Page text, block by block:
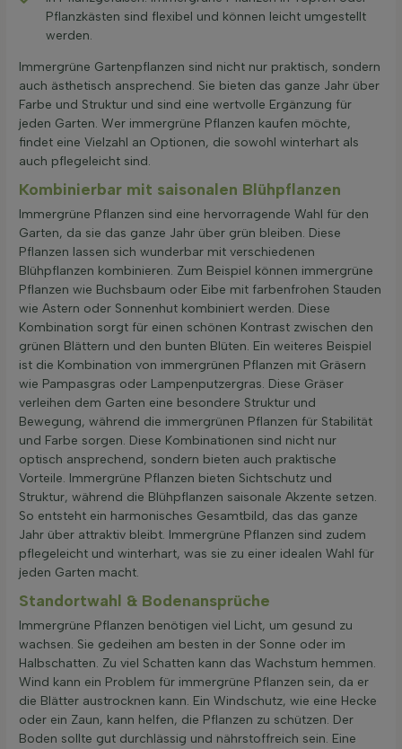
Pflanzkästen sind flexibel und können leicht umgestellt
werden.
Immergrüne Gartenpflanzen sind nicht nur praktisch, sondern
auch ästhetisch ansprechend. Sie bieten das ganze Jahr über
Farbe und Struktur und sind eine wertvolle Ergänzung für
jeden Garten. Wer immergrüne Pflanzen kaufen möchte,
findet eine Vielzahl an Optionen, die sowohl winterhart als
auch pflegeleicht sind.
Kombinierbar mit saisonalen Blühpflanzen
Immergrüne Pflanzen sind eine hervorragende Wahl für den
Garten, da sie das ganze Jahr über grün bleiben. Diese
Pflanzen lassen sich wunderbar mit verschiedenen
Blühpflanzen kombinieren. Zum Beispiel können immergrüne
Pflanzen wie Buchsbaum oder Eibe mit farbenfrohen Stauden
wie Astern oder Sonnenhut kombiniert werden. Diese
Kombination sorgt für einen schönen Kontrast zwischen den
grünen Blättern und den bunten Blüten. Ein weiteres Beispiel
ist die Kombination von immergrünen Pflanzen mit Gräsern
wie Pampasgras oder Lampenputzergras. Diese Gräser
verleihen dem Garten eine besondere Struktur und
Bewegung, während die immergrünen Pflanzen für Stabilität
und Farbe sorgen. Diese Kombinationen sind nicht nur
optisch ansprechend, sondern bieten auch praktische
Vorteile. Immergrüne Pflanzen bieten Sichtschutz und
Struktur, während die Blühpflanzen saisonale Akzente setzen.
So entsteht ein harmonisches Gesamtbild, das das ganze
Jahr über attraktiv bleibt. Immergrüne Pflanzen sind zudem
pflegeleicht und winterhart, was sie zu einer idealen Wahl für
jeden Garten macht.
Standortwahl & Bodenansprüche
Immergrüne Pflanzen benötigen viel Licht, um gesund zu
wachsen. Sie gedeihen am besten in der Sonne oder im
Halbschatten. Zu viel Schatten kann das Wachstum hemmen.
Wind kann ein Problem für immergrüne Pflanzen sein, da er
die Blätter austrocknen kann. Ein Windschutz, wie eine Hecke
oder ein Zaun, kann helfen, die Pflanzen zu schützen. Der
Boden sollte gut durchlässig und nährstoffreich sein. Eine